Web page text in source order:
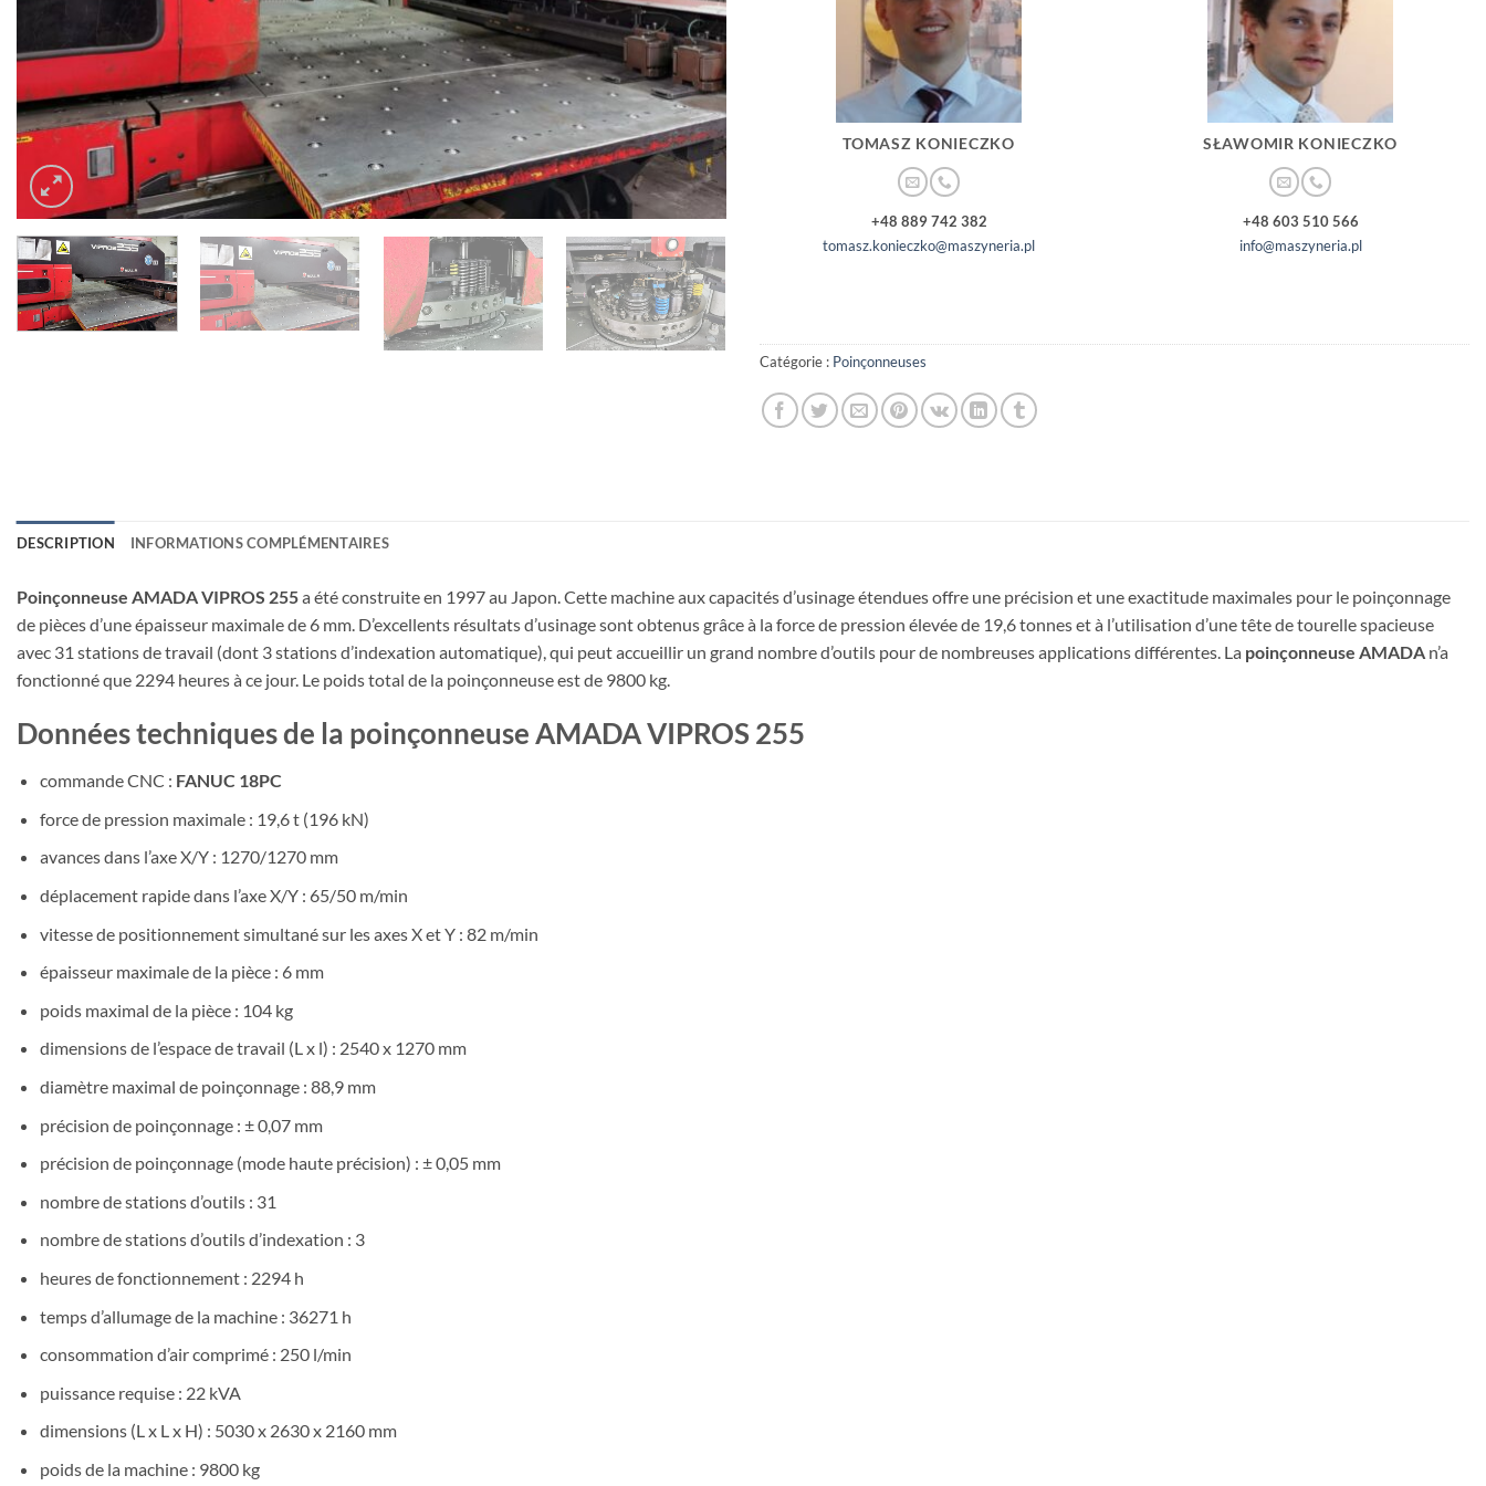
TOMASZ KONIECZKO
+48 889 742 382
tomasz.konieczko@maszyneria.pl
SŁAWOMIR KONIECZKO
+48 603 510 566
info@maszyneria.pl
Catégorie : Poinçonneuses
DESCRIPTION INFORMATIONS COMPLÉMENTAIRES
Poinçonneuse AMADA VIPROS 255a été construite en 1997 au Japon. Cette machine aux capacités d’usinage étendues offre une précision et une exactitude maximales pour le poinçonnage
de pièces d’une épaisseur maximale de 6 mm. D’excellents résultats d’usinage sont obtenus grâce à la force de pression élevée de 19,6 tonnes et à l’utilisation d’une tête de tourelle spacieuse
avec 31 stations de travail (dont 3 stations d’indexation automatique), qui peut accueillir un grand nombre d’outils pour de nombreuses applications différentes. La poinçonneuse AMADA n’a
fonctionné que 2294 heures à ce jour. Le poids total de la poinçonneuse est de 9800 kg.
Données techniques de la poinçonneuse AMADA VIPROS 255
commande CNC : FANUC 18PC
force de pression maximale : 19,6 t (196 kN)
avances dans l’axe X/Y : 1270/1270 mm
déplacement rapide dans l’axe X/Y : 65/50 m/min
vitesse de positionnement simultané sur les axes X et Y : 82 m/min
épaisseur maximale de la pièce : 6 mm
poids maximal de la pièce : 104 kg
dimensions de l’espace de travail (L x l) : 2540 x 1270 mm
diamètre maximal de poinçonnage : 88,9 mm
précision de poinçonnage : ± 0,07 mm
précision de poinçonnage (mode haute précision) : ± 0,05 mm
nombre de stations d’outils : 31
nombre de stations d’outils d’indexation : 3
heures de fonctionnement : 2294 h
temps d’allumage de la machine : 36271 h
consommation d’air comprimé : 250 l/min
puissance requise : 22 kVA
dimensions (L x L x H) : 5030 x 2630 x 2160 mm
poids de la machine : 9800 kg